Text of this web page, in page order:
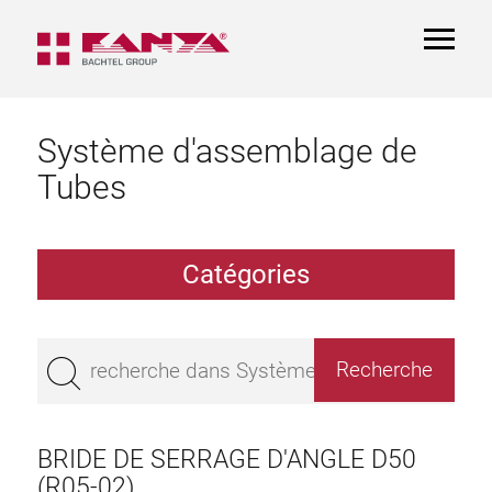
Système d'assemblage de
Tubes
Catégories
Aluminium Tubes
BRIDE DE SERRAGE D'ANGLE D50